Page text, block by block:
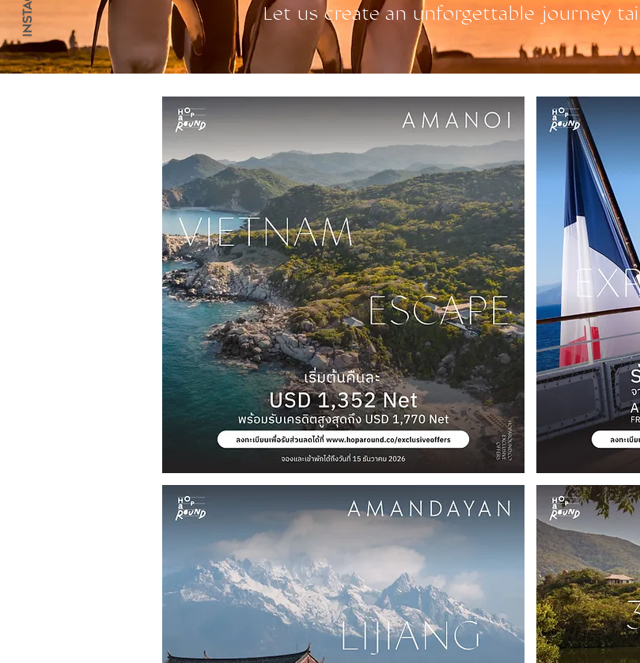
Let us create an unforgettable journey